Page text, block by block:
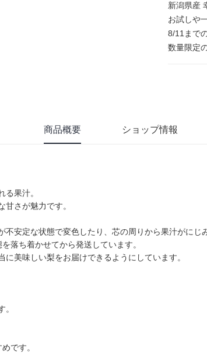
新潟県産
お試しや
8/11まで
数量限定
商品概要 ショップ情報
果汁。
さが魅力です。
安定な状態で変色したり、芯の周りから果汁がにじ
落ち着かせてから発送しています。
美味しい梨をお届けできるようにしています。
です。